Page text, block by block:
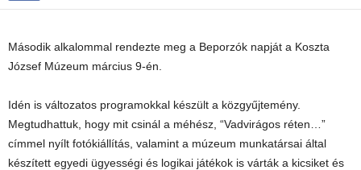
Második alkalommal rendezte meg a Beporzók napját a Koszta
József Múzeum március 9-én.
Idén is változatos programokkal készült a közgyűjtemény.
Megtudhattuk, hogy mit csinál a méhész, “Vadvirágos réten…”
címmel nyílt fotókiállítás, valamint a múzeum munkatársai által
készített egyedi ügyességi és logikai játékok is várták a kicsiket és